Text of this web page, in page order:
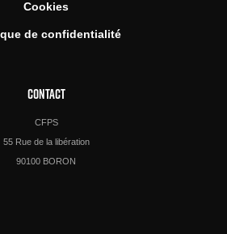
Cookies
de confidentialité
CONTACT
CFPS
55 Rue de la libération
90100 BORON